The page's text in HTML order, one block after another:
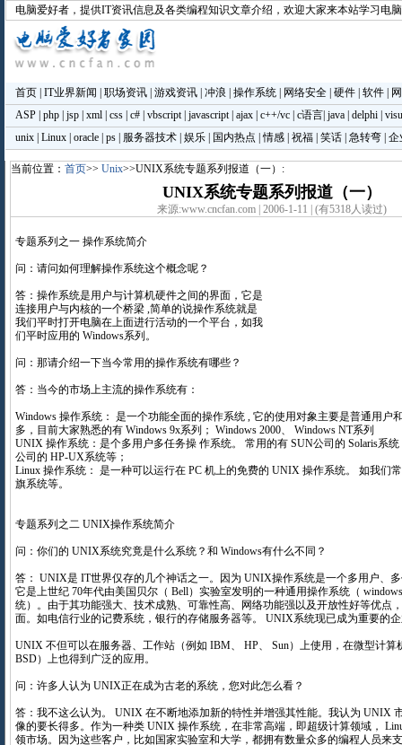
电脑爱好者 ，提供IT资讯信息及各类编程知识文章介绍，欢迎大家来本站学习电
首页| IT业界新闻 职场资讯| 游戏资讯| 冲浪 操作系统| 网络安全| 硬件| 软件|
ASP| php| jsp| xml| css| c#| vbscript| javascript| ajax| c++/vc| c语言| java| delphi|
unix| Linux| oracle| ps| 服务器技术| 娱乐| 国内热点 |情感| 祝福| 笑话| 急转弯| 企
当前位置： 首页>> Unix>>UNIX系统专题系列报道（一）:
UNIX系统专题系列报道（一）
来源:www.cncfan.com | 2006-1-11 | (有5318人读过)
专题系列之一 操作系统简介
问：请问如何理解操作系统这个概念呢？
答：操作系统是用户与计算机硬件之间的界面，它是
连接用户与内核的一个桥梁 ,简单的说操作系统就是
我们平时打开电脑在上面进行活动的一个平台，如我
们平时应用的 Windows系列。
问：那请介绍一下当今常用的操作系统有哪些？
答：当今的市场上主流的操作系统有：
Windows 操作系统： 是一个功能全面的操作系统 , 它的使用对象主要是普通用户
多，目前大家熟悉的有 Windows 9x系列； Windows 2000、 Windows NT系列
UNIX 操作系统：是个多用户多任务操 作系统。 常用的有 SUN公司的 Solaris系
公司的 HP-UX系统等；
Linux 操作系统： 是一种可以运行在 PC 机上的免费的 UNIX 操作系统。 如我们
旗系统等。
专题系列之二 UNIX操作系统简介
问：你们的 UNIX系统究竟是什么系统？和 Windows有什么不同？
答： UNIX是 IT世界仅存的几个神话之一。因为 UNIX操作系统是一个多用户、
它是上世纪 70年代由美国贝尔（ Bell）实验室发明的一种通用操作系统（
统）。由于其功能强大、技术成熟、可靠性高、网络功能强以及开放性好等优点
面。如电信行业的记费系统，银行的存储服务器等。 UNIX系统现已成为重要的
UNIX 不但可以在服务器、工作站（例如 IBM、 HP、 Sun）上使用，在微型计算
BSD）上也得到广泛的应用。
问：许多人认为 UNIX正在成为古老的系统，您对此怎么看？
答：我不这么认为。 UNIX 在不断地添加新的特性并增强其性能。我认为 UNIX
像的要长得多。作为一种类 UNIX 操作系统，在非常高端，即超级计算领域，
领市场。因为这些客户，比如国家实验室和大学，都拥有数量众多的编程人员来